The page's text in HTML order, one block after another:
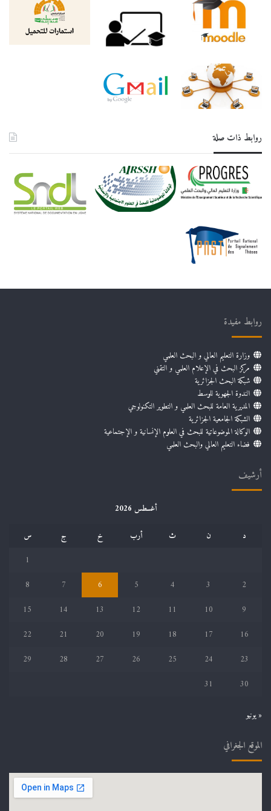
روابط ذات صلة
روابط مفيدة
وزارة التعليم العالي و البحث العلمي
مركز البحث في الإعلام العلمي و التقني
شبكة البحث الجزائرية
الندوة الجهوية للوسط
المديرية العامة للبحث العلمي و التطوير التكنولوجي
الشبكة الجامعية الجزائرية
الوكالة الموضوعاتية للبحث في العلوم الإنسانية و الإجتماعية
فضاء التعليم العالي والبحث العلمي
أرشيف
أغسطس 2026
د
ن ث أرب خ ج
س
1
2
3
4
5
6
7
8
9
10
11
12
13
14
15
16
17
18
19
20
21
22
23
24
25
26
27
28
29
30
31
« يونيو
الموقع الجغرافي